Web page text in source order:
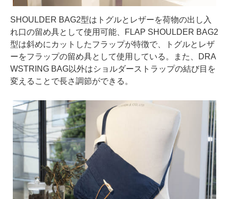
SHOULDER BAG2型はトグルとレザーを荷物の出し入
れ口の留め具として使用可能、FLAP SHOULDER BAG2
型は斜めにカットしたフラップが特徴で、トグルとレザ
ーをフラップの留め具として使用している。また、DRA
WSTRING BAG以外はショルダーストラップの結び目を
変えることで長さ調節ができる。